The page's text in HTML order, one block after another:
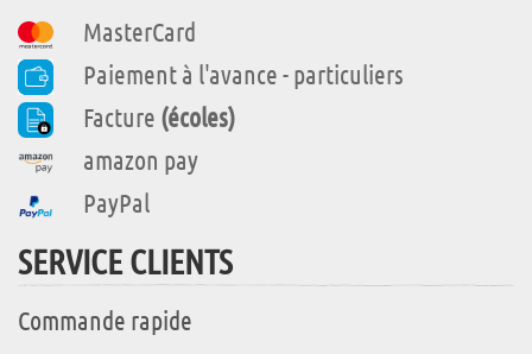
MasterCard
Paiement à l'avance - particuliers
Facture (écoles)
amazon pay
PayPal
SERVICE CLIENTS
Commande rapide